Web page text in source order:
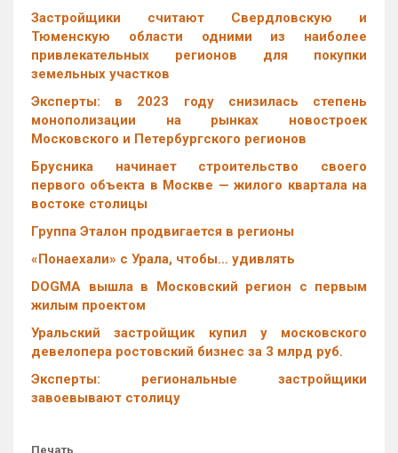
Застройщики считают Свердловскую и
Тюменскую области одними из наиболее
привлекательных регионов для покупки
земельных участков
Эксперты: в 2023 году снизилась степень
монополизации на рынках новостроек
Московского и Петербургского регионов
Брусника начинает строительство своего
первого объекта в Москве — жилого квартала на
востоке столицы
Группа Эталон продвигается в регионы
«Понаехали» с Урала, чтобы… удивлять
DOGMA вышла в Московский регион с первым
жилым проектом
Уральский застройщик купил у московского
девелопера ростовский бизнес за 3 млрд руб.
Эксперты: региональные застройщики
завоевывают столицу
Печать